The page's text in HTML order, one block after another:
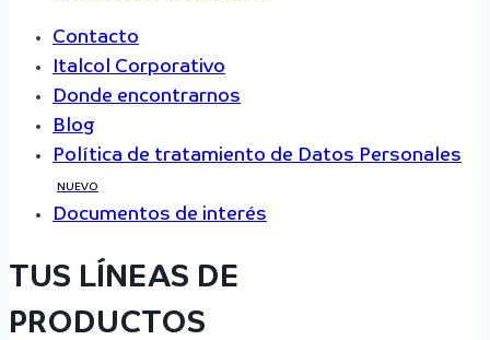
Contacto
Italcol Corporativo
Donde encontrarnos
Blog
Política de tratamiento de Datos Personales
NUEVO
Documentos de interés
TUS LÍNEAS DE
PRODUCTOS